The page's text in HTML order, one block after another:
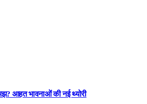
आहत भावनाओं की नई थ्योरी